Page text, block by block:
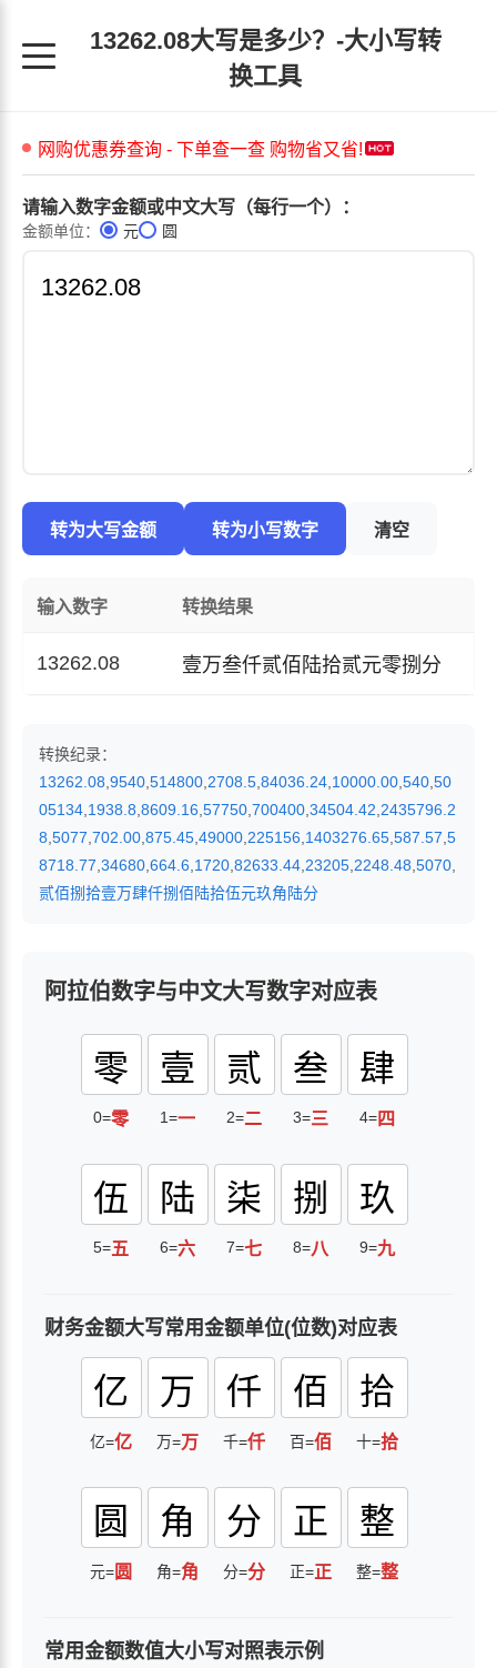
13262.08大写是多少？-大小写转
换工具
请输入数字金额或中文大写（每行一个）：
金额单位： 元 圆
转为大写金额 转为小写数字 清空
输入数字 转换结果
13262.08 壹万叁仟贰佰陆拾贰元零捌分
转换纪录：
13262.08 9540 514800 2708.5 84036.24 10000.00 540 50
05134 1938.8 8609.16 57750 700400 34504.42 2435796.2
8 5077 702.00 875.45 49000 225156 1403276.65 587.57 5
8718.77 34680 664.6 1720 82633.44 23205 2248.48 5070
贰佰捌拾壹万肆仟捌佰陆拾伍元玖角陆分
阿拉伯数字与中文大写数字对应表
零
0=零
壹
1=一
贰
2=二
叁
3=三
肆
4=四
伍
5=五
陆
6=六
柒
7=七
捌
8=八
玖
9=九
财务金额大写常用金额单位(位数)对应表
亿
亿=亿
万
万=万
仟
千=仟
佰
百=佰
拾
十=拾
圆
元=圆
角
角=角
分
分=分
正
正=正
整
整=整
常用金额数值大小写对照表示例